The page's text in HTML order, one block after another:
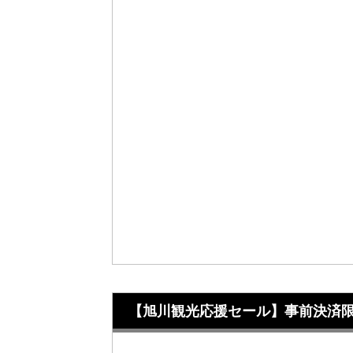
【旭川観光応援セール】事前決済